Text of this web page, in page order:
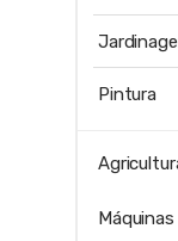
Pintura